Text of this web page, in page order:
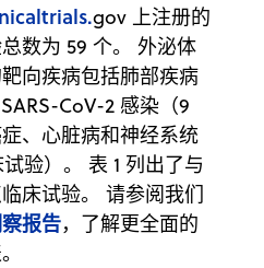
gov 上注册的
数为 59 个。 外泌体
向疾病包括肺部疾病
SARS-CoV-2 感染（9
、心脏病和神经系统
验）。 表 1 列出了与
床试验。 请参阅我们
报告，了解更全面的